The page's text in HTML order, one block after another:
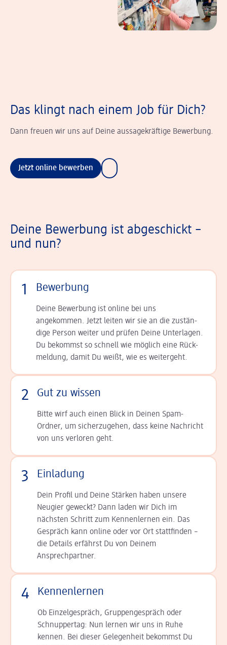
Das klingt nach einem Job für Dich?
Dann freuen wir uns auf Deine aussagekräftige Bewerbung.
Jetzt online bewerben
Deine Bewerbung ist abgeschickt –
und nun?
1 Bewerbung
Deine Bewerbung ist online bei uns
angekommen. Jetzt leiten wir sie an die zu­stän­
dige Person weiter und prüfen Deine Unterlagen.
Du bekommst so schnell wie möglich eine Rück­
meldung, damit Du weißt, wie es weitergeht.
2 Gut zu wissen
Bitte wirf auch einen Blick in Deinen Spam-
Ordner, um sicherzugehen, dass keine Nachricht
von uns verloren geht.
3 Einladung
Dein Profil und Deine Stär­ken haben unsere
Neugier geweckt? Dann laden wir Dich im
nächsten Schritt zum Kennen­lernen ein. Das
Gespräch kann online oder vor Ort statt­finden –
die Details er­fährst Du von Deinem
Ansprechpartner.
4 Kennenlernen
Ob Einzelgespräch, Grup­pen­gespräch oder
Schnup­per­tag: Nun lernen wir uns in Ruhe
kennen. Bei dieser Gelegenheit bekommst Du